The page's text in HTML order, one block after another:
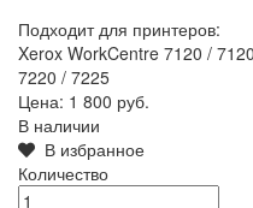
Подходит для принтеров:
Xerox WorkCentre 7120 /
7220 / 7225
Цена: 1 800 руб.
В наличии
В избранное
Количество